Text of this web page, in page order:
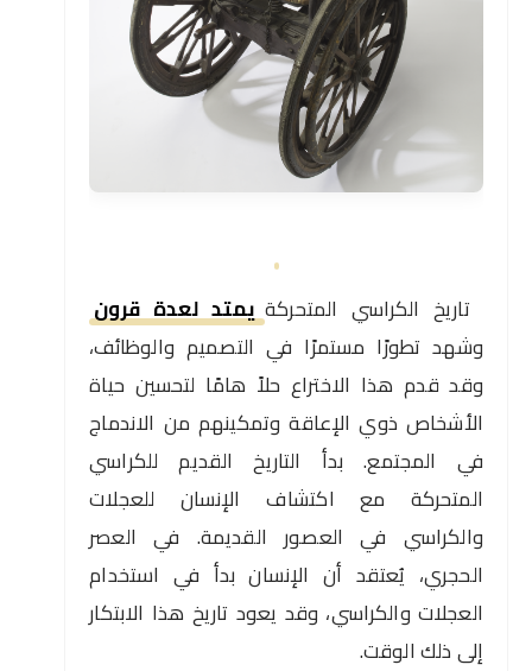
تاريخ الكراسي المتحركةيمتد لعدة قرون
وشهد تطورًا مستمرًا في التصميم والوظائف،
وقد قدم هذا الاختراع حلاً هامًا لتحسين حياة
الأشخاص ذوي الإعاقة وتمكينهم من الاندماج
في المجتمع. بدأ التاريخ القديم للكراسي
المتحركة مع اكتشاف الإنسان للعجلات
والكراسي في العصور القديمة. في العصر
الحجري، يُعتقد أن الإنسان بدأ في استخدام
العجلات والكراسي، وقد يعود تاريخ هذا الابتكار
إلى ذلك الوقت.